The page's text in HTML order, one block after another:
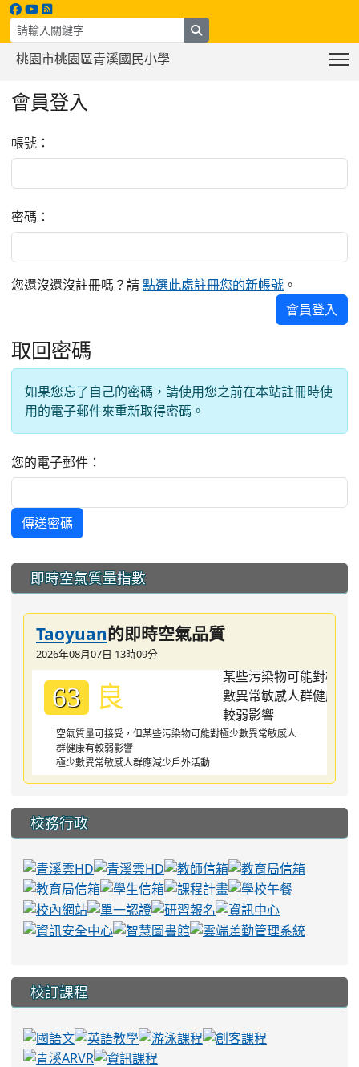
桃園市桃園區青溪國民小學
會員登入
帳號：
密碼：
您還沒還沒註冊嗎？請點選此處註冊您的新帳號 。
會員登入
取回密碼
如果您忘了自己的密碼，請使用您之前在本站註冊時使
用的電子郵件來重新取得密碼。
您的電子郵件：
傳送密碼
::: 即時空氣質量指數
Taoyuan的即時空氣品質
2026年08月07日 13時09分
63 良
空氣質量可接受，但某些污染物可能對極少數異常敏感人
群健康有較弱影響
極少數異常敏感人群應減少戶外活動
校務行政
校訂課程